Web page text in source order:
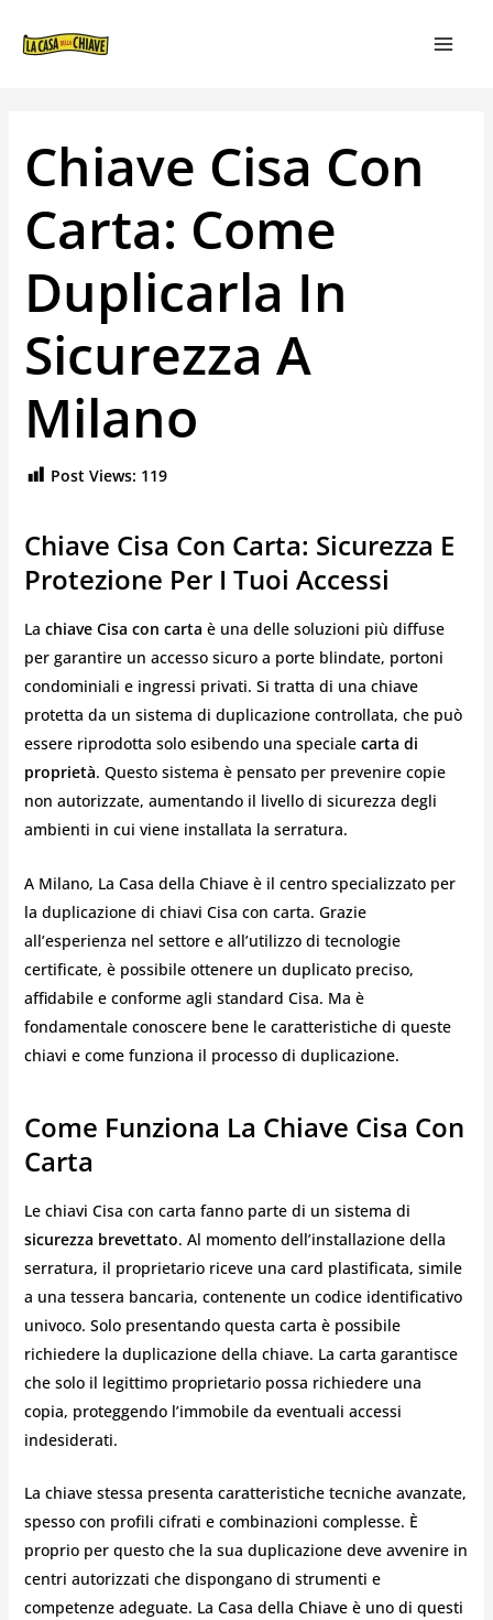
Chiave Cisa Con
Carta: Come
Duplicarla In
Sicurezza A
Milano
Post Views: 119
Chiave Cisa Con Carta: Sicurezza E
Protezione Per I Tuoi Accessi
La chiave Cisa con carta è una delle soluzioni più diffuse
per garantire un accesso sicuro a porte blindate, portoni
condominiali e ingressi privati. Si tratta di una chiave
protetta da un sistema di duplicazione controllata, che può
essere riprodotta solo esibendo una speciale carta di
proprietà. Questo sistema è pensato per prevenire copie
non autorizzate, aumentando il livello di sicurezza degli
ambienti in cui viene installata la serratura.
A Milano, La Casa della Chiave è il centro specializzato per
la duplicazione di chiavi Cisa con carta. Grazie
all’esperienza nel settore e all’utilizzo di tecnologie
certificate, è possibile ottenere un duplicato preciso,
affidabile e conforme agli standard Cisa. Ma è
fondamentale conoscere bene le caratteristiche di queste
chiavi e come funziona il processo di duplicazione.
Come Funziona La Chiave Cisa Con
Carta
Le chiavi Cisa con carta fanno parte di un sistema di
sicurezza brevettato. Al momento dell’installazione della
serratura, il proprietario riceve una card plastificata, simile
a una tessera bancaria, contenente un codice identificativo
univoco. Solo presentando questa carta è possibile
richiedere la duplicazione della chiave. La carta garantisce
che solo il legittimo proprietario possa richiedere una
copia, proteggendo l’immobile da eventuali accessi
indesiderati.
La chiave stessa presenta caratteristiche tecniche avanzate,
spesso con profili cifrati e combinazioni complesse. È
proprio per questo che la sua duplicazione deve avvenire in
centri autorizzati che dispongano di strumenti e
competenze adeguate. La Casa della Chiave è uno di questi
ARTICOLI